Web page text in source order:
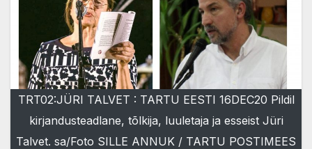
TRT02:JÜRI TALVET : TARTU EESTI 16DEC20 Pildil
kirjandusteadlane, tõlkija, luuletaja ja esseist Jüri
Talvet. sa/Foto SILLE ANNUK / TARTU POSTIMEES